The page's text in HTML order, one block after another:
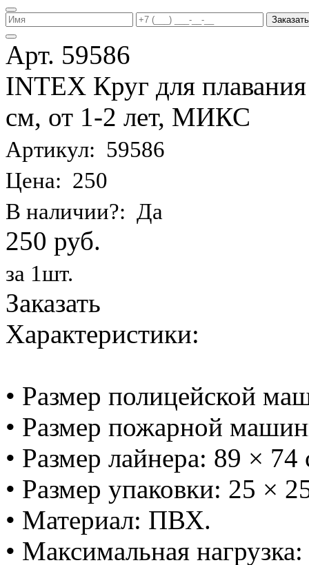
Заказать
Арт. 59586
INTEX Круг для
см, от 1-2 лет, МИКС
Артикул: 59586
Цена: 250
В наличии?: Да
250 руб.
за 1шт.
Заказать
Характеристики:
• Размер полицейской
• Размер пожарной
• Размер лайнера: 89 × 74
• Размер упаковки: 25 ×
• Материал: ПВХ.
• Максимальная нагрузка: